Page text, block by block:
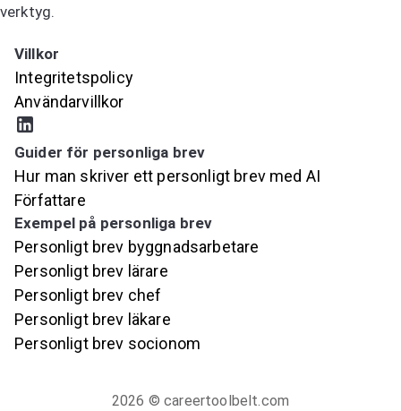
verktyg.
Villkor
Integritetspolicy
Användarvillkor
Guider för personliga brev
Hur man skriver ett personligt brev med AI
Författare
Exempel på personliga brev
Personligt brev byggnadsarbetare
Personligt brev lärare
Personligt brev chef
Personligt brev läkare
Personligt brev socionom
2026 © careertoolbelt.com